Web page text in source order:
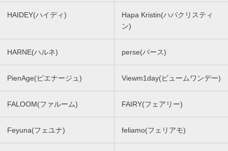
HAIDEY(ハイディ)
Hapa Kristin(ハパクリスティ
ン)
HARNE(ハルネ) perse(パース)
PienAge(ピエナージュ) Viewm1day(ビュームワンデー)
FALOOM(ファルーム) FAIRY(フェアリー)
Feyuna(フェユナ) feliamo(フェリアモ)